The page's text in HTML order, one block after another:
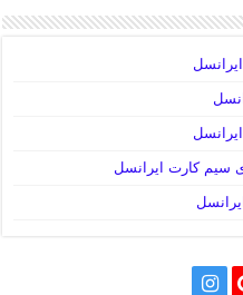
سیم کارت ایرانسل